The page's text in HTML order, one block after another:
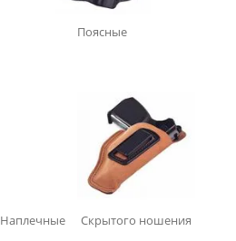
Поясные
Наплечные Скрытого ношения